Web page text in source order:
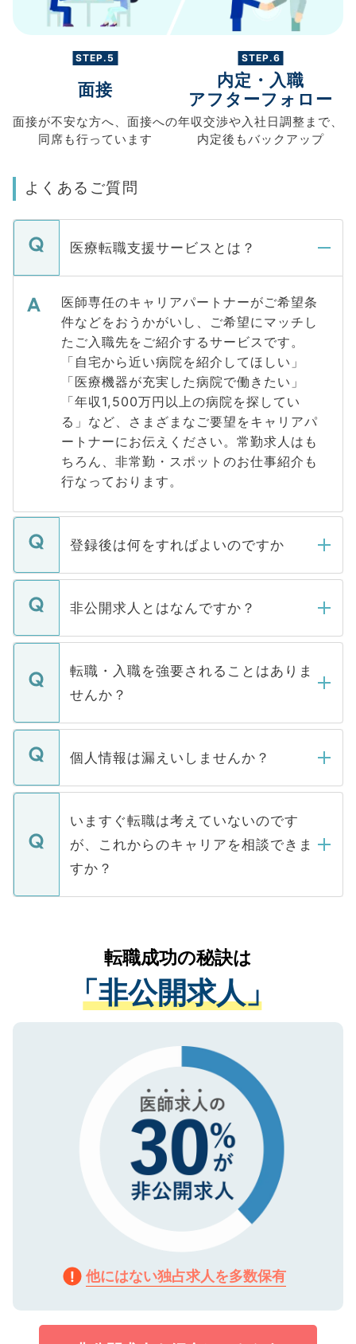
STEP.5
面接
面接が不安な方へ、 面接への
同席も行っています
STEP.6
内定・入職
アフターフォロー
年収交渉や入社日調整まで、
内定後もバックアップ
よくあるご質問
医療転職支援サービスとは？
医師専任のキャリアパートナーがご希望条
件などをおうかがいし、ご希望にマッチし
たご入職先をご紹介するサービスです。
「自宅から近い病院を紹介してほしい」
「医療機器が充実した病院で働きたい」
「年収1,500万円以上の病院を探してい
る」など、さまざまなご要望をキャリアパ
ートナーにお伝えください。常勤求人はも
ちろん、非常勤・スポットのお仕事紹介も
行なっております。
登録後は何をすればよいのですか
ご登録いただきましたら、弊社担当者がご
登録内容を確認し、その後メールもしくは
ます。通常、5営業日以内にはご連絡をせて
いただきますので、しばらくお待ちくださ
非公開求人とはなんですか？
マイナビDOCTORで取り扱っている求人の
うち約3割は、Webサイトからご覧いただ
けない「非公開求人」です。非公開求人は
下記の理由によって、一般には公開してい
ません。
■応募殺到を避けるため 人気のある医療機
関を公にしてしまうと、応募が殺到する場
に、医療機関が求める条件に合った人材の
みを人材紹介会社に依頼するケースが増え
ています。
転職・入職を強要されることはありま
せんか？
転職・入職を強要することは一切ありませ
ん。また、仮に応募先から内定をいただい
定を承諾する必要はありません。内定先へ
の辞退の連絡はキャリアパートナーが行い
個人情報は漏えいしませんか？
個人情報が漏えいすることはありませんの
で、ご安心ください。当サイトからの登録
などで収集したご登録者様の個人情報は、
ご本人のキャリアアップおよび転職活動の
支援を目的に使用いたします。お預かりし
ているすべての個人データはご本人の許可
は、個人情報の取り扱いについての厳密な
管理基準を満たした事業者のみに付与され
る、プライバシーマークを取得済みです。
で、機密保持に関してもご安心ください。
いますぐ転職は考えていないのです
が、これからのキャリアを相談できま
すか？
かがいして、現在の医療機関の状況や紹介
経験をまじえながら、適切なアドバイスを
させていただきます。すぐにご転職をされ
ない方には、長期的なサポートが可能です
ので、まずはご登録ください。
転職成功の秘訣は
「非公開求人」
他にはない独占求人を多数保有